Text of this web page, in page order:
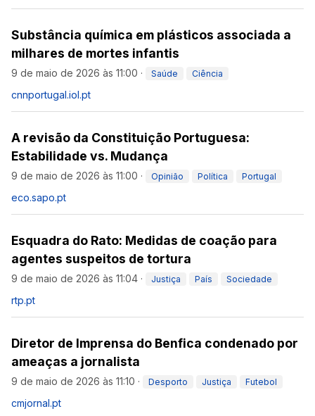
Substância química em plásticos associada a
milhares de mortes infantis
9 de maio de 2026 às 11:00 · Saúde Ciência
cnnportugal.iol.pt
A revisão da Constituição Portuguesa:
Estabilidade vs. Mudança
9 de maio de 2026 às 11:00 · Opinião Política Portugal
eco.sapo.pt
Esquadra do Rato: Medidas de coação para
agentes suspeitos de tortura
9 de maio de 2026 às 11:04 · Justiça País Sociedade
rtp.pt
Diretor de Imprensa do Benfica condenado por
ameaças a jornalista
9 de maio de 2026 às 11:10 · Desporto Justiça Futebol
cmjornal.pt